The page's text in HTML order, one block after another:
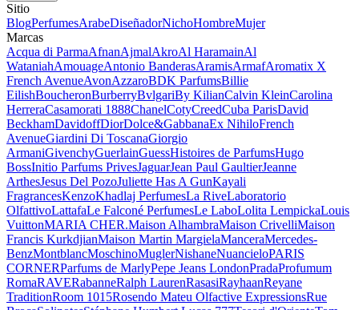
Sitio
BlogPerfumesArabeDiseñadorNichoHombreMujer
Marcas
Acqua di ParmaAfnanAjmalAkroAl HaramainAl
WataniahAmouageAntonio BanderasAramisArmafAromatix X
French AvenueAvonAzzaroBDK ParfumsBillie
EilishBoucheronBurberryBvlgariBy KilianCalvin KleinCarolina
HerreraCasamorati 1888ChanelCotyCreedCuba ParisDavid
BeckhamDavidoffDiorDolce&GabbanaEx NihiloFrench
AvenueGiardini Di ToscanaGiorgio
ArmaniGivenchyGuerlainGuessHistoires de ParfumsHugo
BossInitio Parfums PrivesJaguarJean Paul GaultierJeanne
ArthesJesus Del PozoJuliette Has A GunKayali
FragrancesKenzoKhadlaj PerfumesLa RiveLaboratorio
OlfattivoLattafaLe Falconé PerfumesLe LaboLolita LempickaLouis
VuittonMARIA CHER.Maison AlhambraMaison CrivelliMaison
Francis KurkdjianMaison Martin MargielaManceraMercedes-
BenzMontblancMoschinoMuglerNishaneNuancieloPARIS
CORNERParfums de MarlyPepe Jeans LondonPradaProfumum
RomaRAVERabanneRalph LaurenRasasiRayhaanReyane
TraditionRoom 1015Rosendo Mateu Olfactive ExpressionsRue